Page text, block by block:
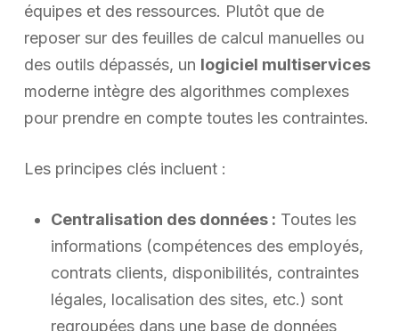
équipes et des ressources. Plutôt que de
reposer sur des feuilles de calcul manuelles ou
des outils dépassés, un logiciel multiservices
moderne intègre des algorithmes complexes
pour prendre en compte toutes les contraintes.
Les principes clés incluent :
Centralisation des données : Toutes les
informations (compétences des employés,
contrats clients, disponibilités, contraintes
légales, localisation des sites, etc.) sont
regroupées dans une base de données